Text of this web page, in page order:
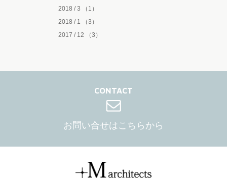
2018 / 3 （1）
2018 / 1 （3）
2017 / 12 （3）
CONTACT
お問い合せはこちらから